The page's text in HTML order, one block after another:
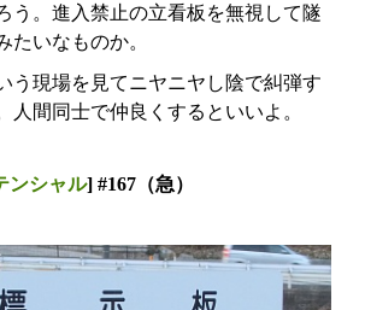
う。進入禁止の立看板を無視して隧
たいなものか。
現場を見てニヤニヤし陰で糾弾す
人間同士で仲良くするといいよ。
ンシャル] #167（急）